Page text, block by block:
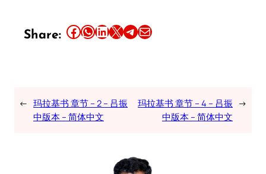
Share: Share this article on Facebook Share this article on WhatsApp Share this article on LinkedIn Share this article on X Share this article on TelegramEmail this Article
← 玛拉基书 章节 – 2 – 吕振
中版本 – 简体中文
玛拉基书 章节 – 4 – 吕振
中版本 – 简体中文
→